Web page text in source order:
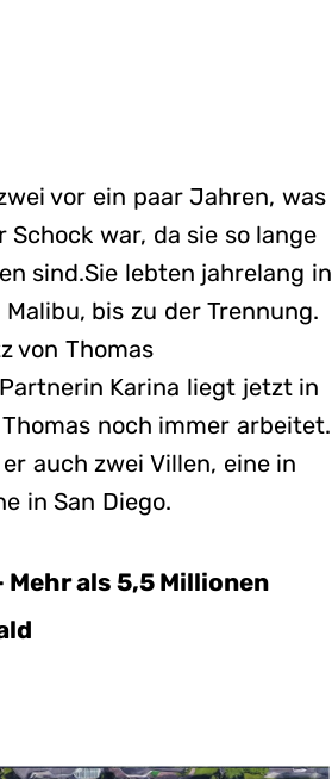
vor ein paar Jahren, was
war, da sie so lange
sind.Sie lebten jahrelang in
bis zu der Trennung.
von Thomas
Karina liegt jetzt in
noch immer arbeitet.
auch zwei Villen, eine in
in San Diego.
Mehr als 5,5 Millionen